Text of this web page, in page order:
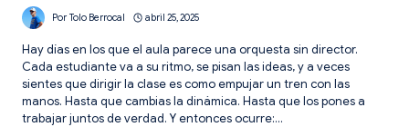
Por Tolo Berrocal abril 25, 2025
Hay días en los que el aula parece una orquesta sin director.
Cada estudiante va a su ritmo, se pisan las ideas, y a veces
sientes que dirigir la clase es como empujar un tren con las
manos. Hasta que cambias la dinámica. Hasta que los pones a
trabajar juntos de verdad. Y entonces ocurre:…